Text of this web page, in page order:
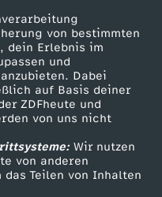
von bestimmten
dein Erlebnis im
und
Dabei
auf Basis deiner
ZDFheute und
von uns nicht
Wir nutzen
von anderen
Teilen von Inhalten